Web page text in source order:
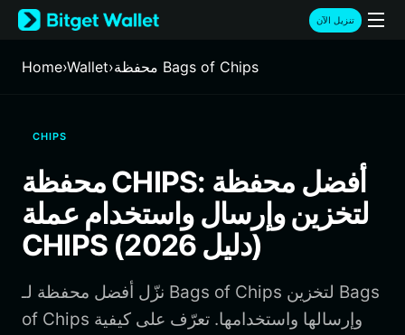
English
日本語
Русский
Italiano
Deutsch
简体中文
繁體中文
Português (Portugal)
ภาษาไทย
हिन्दी
تنزيل الآن
Home›Wallet› محفظة Bags of Chips
CHIPS
محفظة CHIPS: أفضل محفظة
لتخزين وإرسال واستخدام عملة
CHIPS (دليل 2026)
نزّل أفضل محفظة لـ Bags of Chips لتخزين Bags
of Chips وإرسالها واستخدامها. تعرّف على كيفية